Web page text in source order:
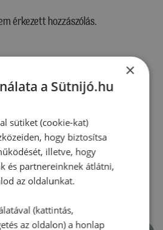
érkezett hozzászólás.
írása ×
a Sütnijó.hu
sütiket (cookie-kat)
hogy biztosítsa
illetve, hogy
és partnereinknek átlátni,
az oldalunkat.
(kattintás,
az oldalon) a honlap